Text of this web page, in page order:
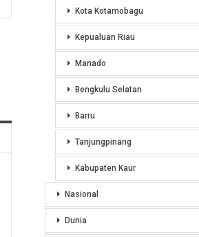
Kota Kotamobagu
Kepualuan Riau
Manado
Bengkulu Selatan
Barru
Tanjungpinang
Kabupaten Kaur
Nasional
Dunia